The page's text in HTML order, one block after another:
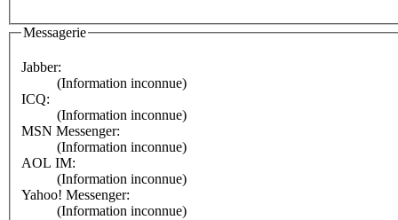
Messagerie
Jabber:
(Information inconnue)
ICQ:
(Information inconnue)
MSN Messenger:
(Information inconnue)
AOL IM:
(Information inconnue)
Yahoo! Messenger:
(Information inconnue)